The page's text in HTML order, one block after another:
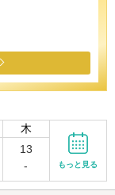
木
13
-
もっと見る